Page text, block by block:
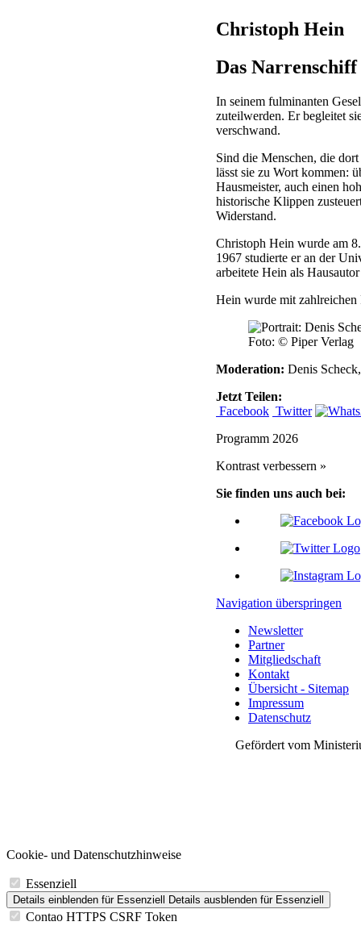
Christoph Hein
Das Narrenschiff
In seinem fulminanten
zuteilwerden. Er begleitet
verschwand.
Sind die Menschen, die
lässt sie zu Wort kommen:
Hausmeister, auch einen
historische Klippen
Widerstand.
Christoph Hein wurde am
1967 studierte er an der
arbeitete Hein als
Hein wurde mit zahlreichen
Foto: © Piper Verlag
Moderation: Denis
Jetzt Teilen:
Facebook Twitter
Programm 2026
Kontrast verbessern »
Sie finden uns auch bei:
Navigation überspringen
Newsletter
Partner
Mitgliedschaft
Kontakt
Übersicht - Sitemap
Impressum
Datenschutz
Gefördert vom
Cookie- und Datenschutzhinweise
Essenziell
Details einblenden für Essenziell Details ausblenden für Essenziell
Contao HTTPS CSRF Token